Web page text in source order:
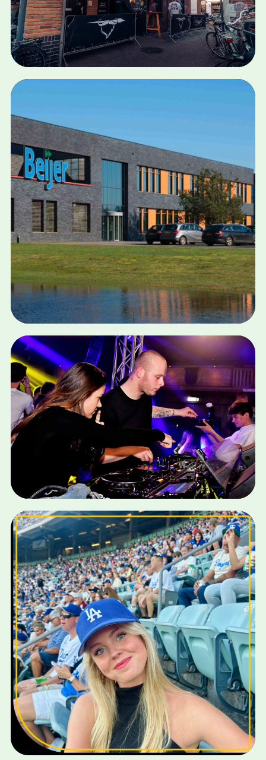
BAR DE NACHTWACHT
Bekijk case
SEO · SEA · E-MAIL · SOCIAL · RECRUITMENT
BEIJER LOGISTICS
Bekijk case
BRANDING · SOCIAL · META ADS · SEO · SEA
DJ-CLOUD
Bekijk case